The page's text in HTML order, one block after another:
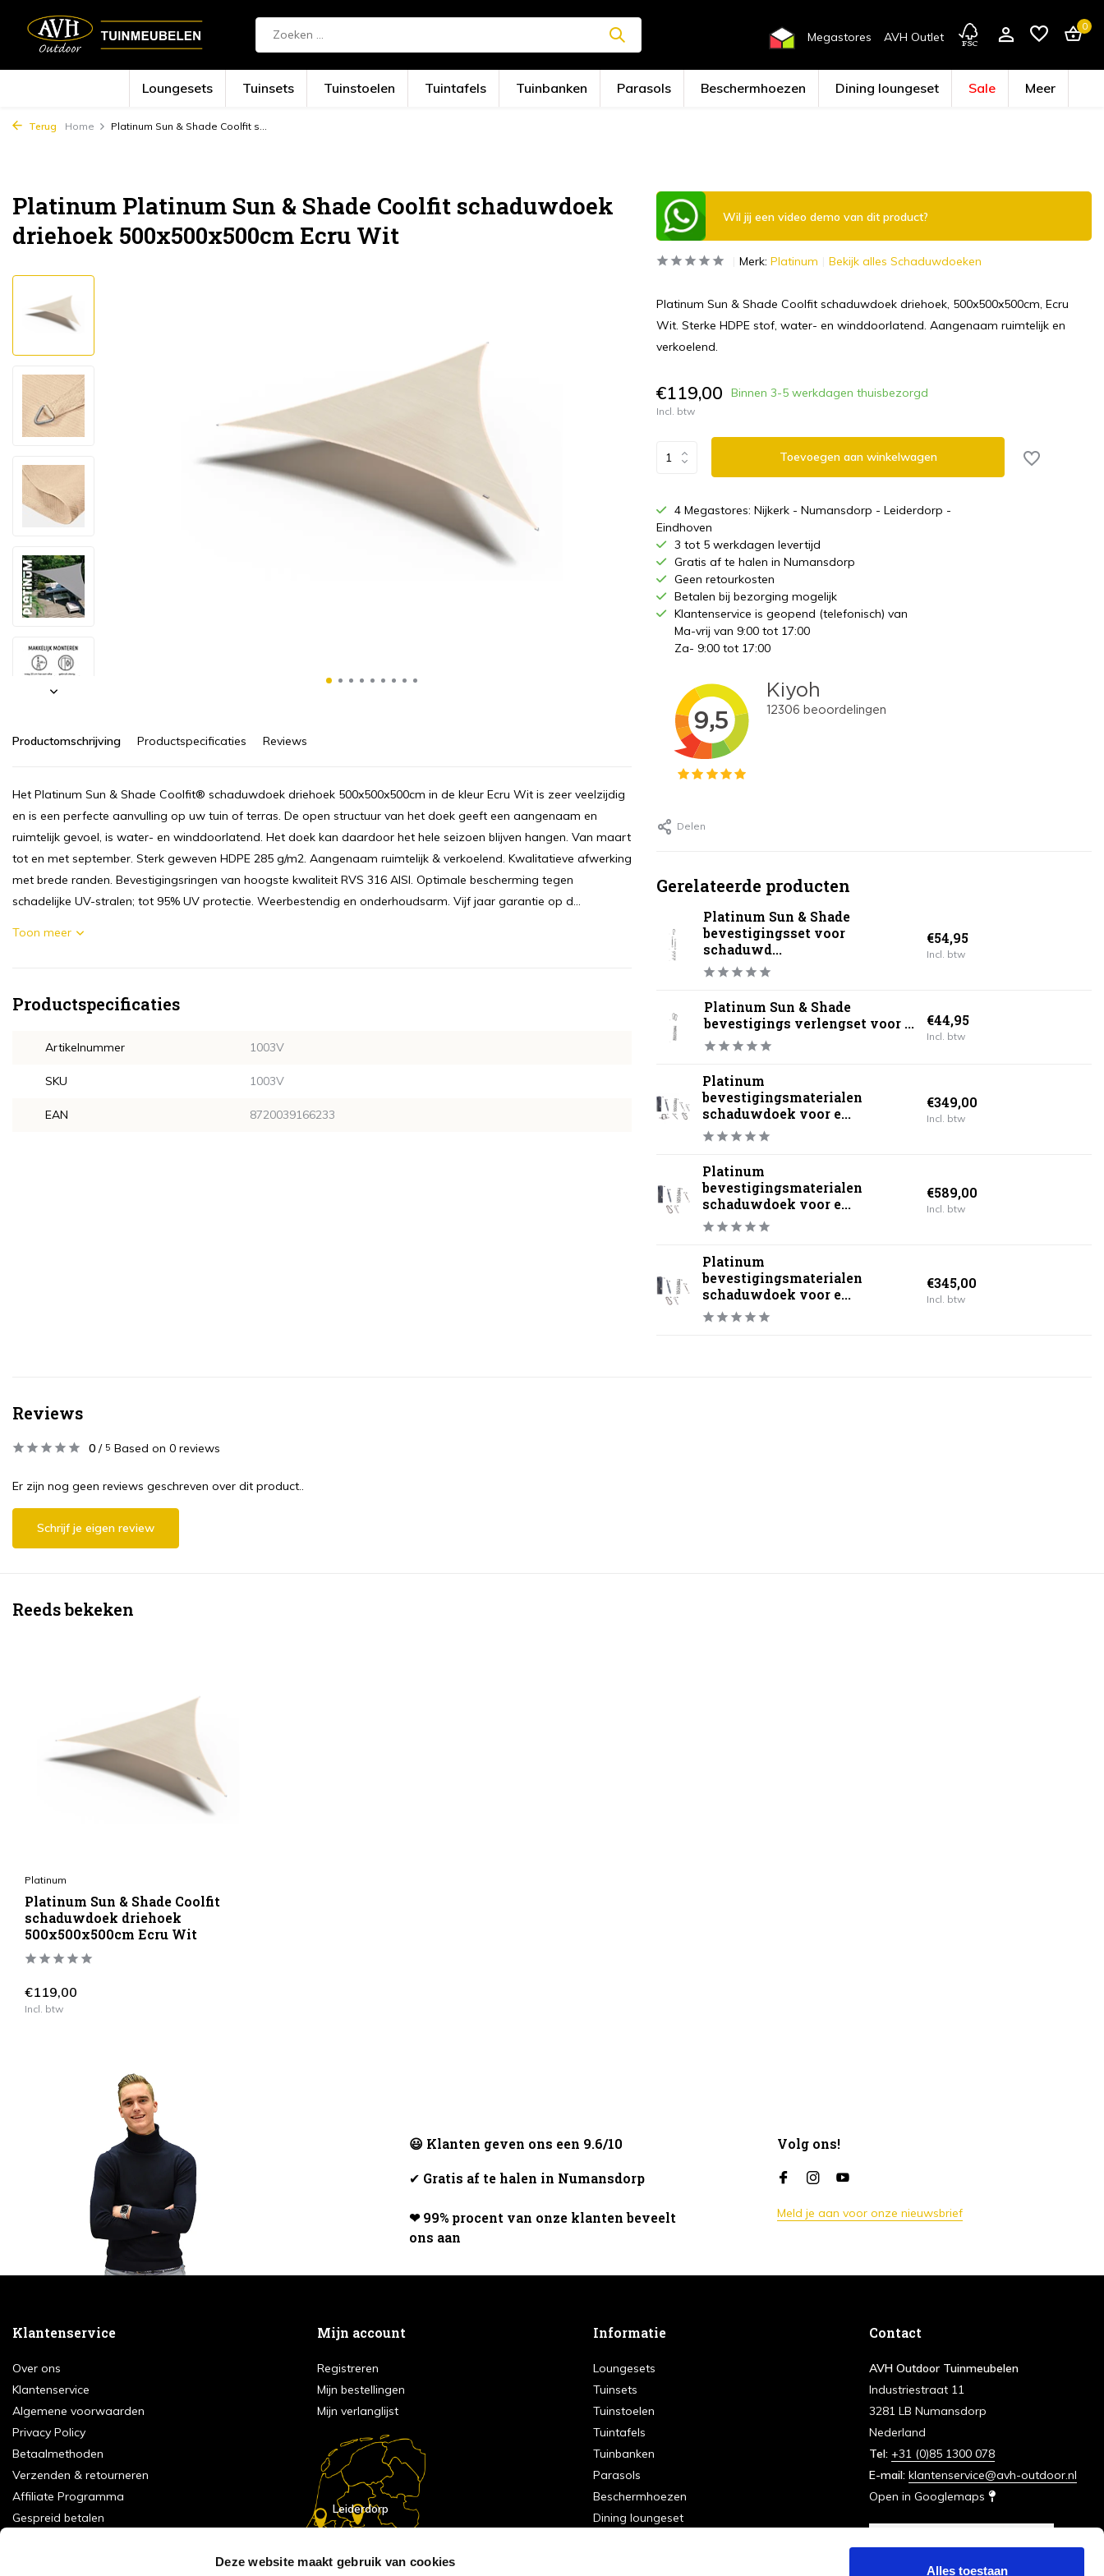
Deze website maakt gebruik van cookies
Alles toestaan
Megastores AVH Outlet
0
Loungesets Tuinsets Tuinstoelen Tuintafels Tuinbanken Parasols Beschermhoezen Dining loungeset Sale Meer
Terug Home Platinum Sun & Shade Coolfit s...
Platinum Platinum Sun & Shade Coolfit schaduwdoek
driehoek 500x500x500cm Ecru Wit
Productomschrijving Productspecificaties Reviews
Het Platinum Sun & Shade Coolfit® schaduwdoek driehoek 500x500x500cm in de kleur Ecru Wit is zeer veelzijdig
en is een perfecte aanvulling op uw tuin of terras. De open structuur van het doek geeft een aangenaam en
ruimtelijk gevoel, is water- en winddoorlatend. Het doek kan daardoor het hele seizoen blijven hangen. Van maart
tot en met september. Sterk geweven HDPE 285 g/m2. Aangenaam ruimtelijk & verkoelend. Kwalitatieve afwerking
met brede randen. Bevestigingsringen van hoogste kwaliteit RVS 316 AISI. Optimale bescherming tegen
schadelijke UV-stralen; tot 95% UV protectie. Weerbestendig en onderhoudsarm. Vijf jaar garantie op d...
Toon meer
Productspecificaties
Artikelnummer 1003V
SKU 1003V
EAN 8720039166233
Wil jij een video demo van dit product?
Merk: Platinum Bekijk alles Schaduwdoeken
Platinum Sun & Shade Coolfit schaduwdoek driehoek, 500x500x500cm, Ecru
Wit. Sterke HDPE stof, water- en winddoorlatend. Aangenaam ruimtelijk en
verkoelend.
€119,00 Binnen 3-5 werkdagen thuisbezorgd
Incl. btw
Toevoegen aan winkelwagen
4 Megastores: Nijkerk - Numansdorp - Leiderdorp -
Eindhoven
3 tot 5 werkdagen levertijd
Gratis af te halen in Numansdorp
Geen retourkosten
Betalen bij bezorging mogelijk
Klantenservice is geopend (telefonisch) van
Ma-vrij van 9:00 tot 17:00
Za- 9:00 tot 17:00
Delen
Gerelateerde producten
Platinum Sun & Shade
bevestigingsset voor
schaduwd...
€54,95
Incl. btw
Platinum Sun & Shade
bevestigings verlengset voor ...
€44,95
Incl. btw
Platinum
bevestigingsmaterialen
schaduwdoek voor e...
€349,00
Incl. btw
Platinum
bevestigingsmaterialen
schaduwdoek voor e...
€589,00
Incl. btw
Platinum
bevestigingsmaterialen
schaduwdoek voor e...
€345,00
Incl. btw
Reviews
0 / 5 Based on 0 reviews
Er zijn nog geen reviews geschreven over dit product..
Schrijf je eigen review
Reeds bekeken
Platinum
Platinum Sun & Shade Coolfit
schaduwdoek driehoek
500x500x500cm Ecru Wit
€119,00
Incl. btw
😃 Klanten geven ons een 9.6/10
✔ Gratis af te halen in Numansdorp
❤ 99% procent van onze klanten beveelt
ons aan
Volg ons!
Meld je aan voor onze nieuwsbrief
Klantenservice
Over ons
Klantenservice
Algemene voorwaarden
Privacy Policy
Betaalmethoden
Verzenden & retourneren
Affiliate Programma
Gespreid betalen
Mijn account
Registreren
Mijn bestellingen
Mijn verlanglijst
Eindhoven
Nijkerk
Numansdorp
Leiderdorp
Informatie
Loungesets
Tuinsets
Tuinstoelen
Tuintafels
Tuinbanken
Parasols
Beschermhoezen
Dining loungeset
Contact
AVH Outdoor Tuinmeubelen
Industriestraat 11
3281 LB Numansdorp
Nederland
Tel: +31 (0)85 1300 078
E-mail: klantenservice@avh-outdoor.nl
Open in Googlemaps